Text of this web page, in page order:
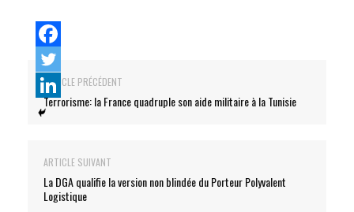
ARTICLE PRÉCÉDENT
Terrorisme: la France quadruple son aide militaire à la Tunisie
ARTICLE SUIVANT
La DGA qualifie la version non blindée du Porteur Polyvalent
Logistique